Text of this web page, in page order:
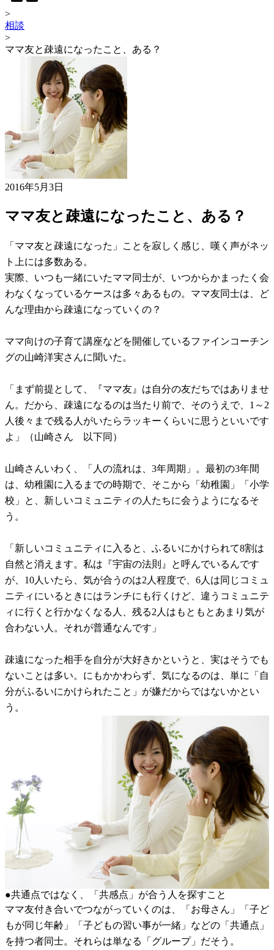
>
相談
>
ママ友と疎遠になったこと、ある？
2016年5月3日
ママ友と疎遠になったこと、ある？
「ママ友と疎遠になった」ことを寂しく感じ、嘆く声がネッ
ト上には多数ある。
実際、いつも一緒にいたママ同士が、いつからかまったく会
わなくなっているケースは多々あるもの。ママ友同士は、ど
んな理由から疎遠になっていくの？
ママ向けの子育て講座などを開催しているファインコーチン
グの山崎洋実さんに聞いた。
「まず前提として、『ママ友』は自分の友だちではありませ
ん。だから、疎遠になるのは当たり前で、そのうえで、1～2
人後々まで残る人がいたらラッキーくらいに思うといいです
よ」（山崎さん 以下同）
山崎さんいわく、「人の流れは、3年周期」。最初の3年間
は、幼稚園に入るまでの時期で、そこから「幼稚園」「小学
校」と、新しいコミュニティの人たちに会うようになるそ
う。
「新しいコミュニティに入ると、ふるいにかけられて8割は
自然と消えます。私は『宇宙の法則』と呼んでいるんです
が、10人いたら、気が合うのは2人程度で、6人は同じコミュ
ニティにいるときにはランチにも行くけど、違うコミュニテ
ィに行くと行かなくなる人、残る2人はもともとあまり気が
合わない人。それが普通なんです」
疎遠になった相手を自分が大好きかというと、実はそうでも
ないことは多い。にもかかわらず、気になるのは、単に「自
分がふるいにかけられたこと」が嫌だからではないかとい
う。
●共通点ではなく、「共感点」が合う人を探すこと
ママ友付き合いでつながっていくのは、「お母さん」「子ど
もが同じ年齢」「子どもの習い事が一緒」などの「共通点」
を持つ者同士。それらは単なる「グループ」だそう。